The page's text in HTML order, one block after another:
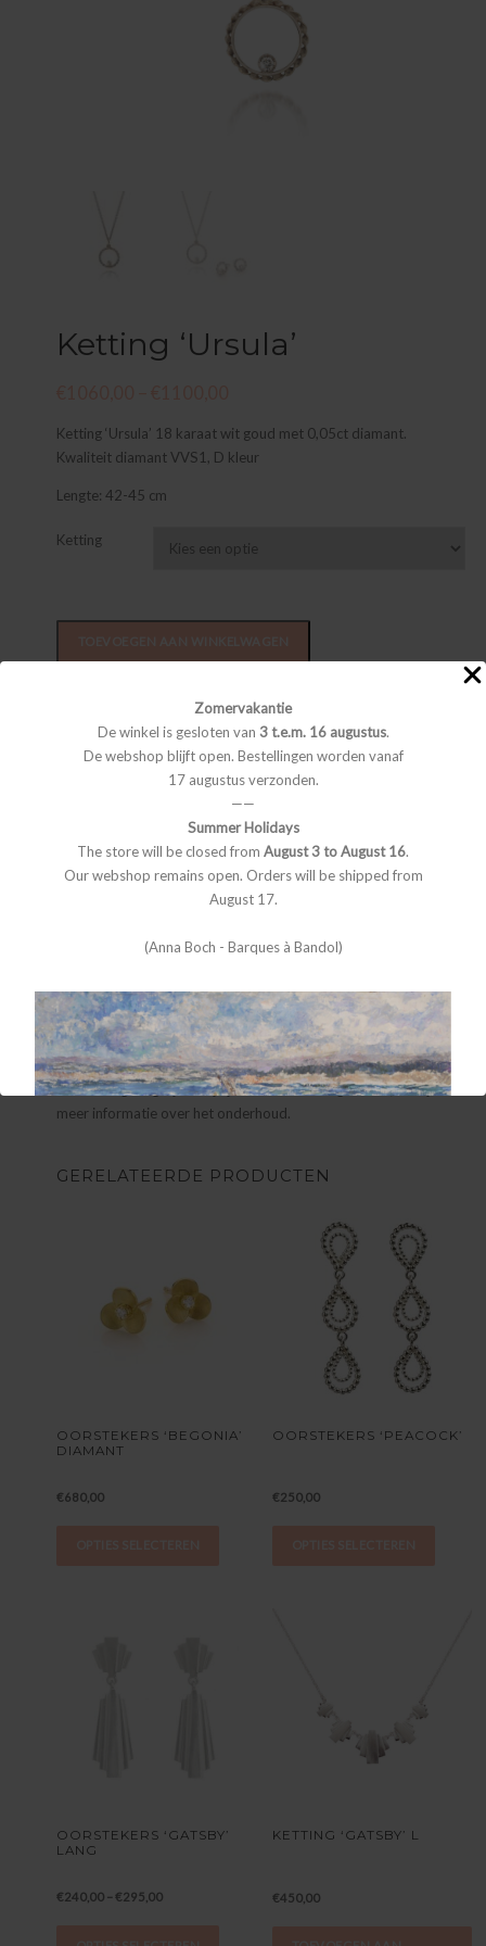
Zomervakantie
De winkel is gesloten van 3 t.e.m. 16 augustus.
De webshop blijft open. Bestellingen worden vanaf
17 augustus verzonden.
——
Summer Holidays
The store will be closed from August 3 to August 16.
Our webshop remains open. Orders will be shipped from
August 17.
(Anna Boch - Barques à Bandol)
Ketting ‘Ursula’
Ketting ‘Ursula’ 18 karaat wit goud met 0,05ct diamant.
Kwaliteit diamant VVS1, D kleur
Lengte: 42-45 cm
Ketting
Halskettingen,Juwelen
Beschrijving Extra informatie
BESCHRIJVING
De kettingen hebben een standaard lengte van 42 cm of 45 cm.
Liever een andere maat of ander materiaal? Vragen over dit
product? Stuur ons een e-mail met vermelding van productcode
het atelier in Antwerpen. We werken steeds met natuurlijke
materialen en edelstenen van de beste kwaliteit. Kleine
kleurnuances zijn altijd mogelijk.
De juwelen worden vervaardigd uit zilver 925 of 18 karaat goud.
Om zo lang mogelijk van je juweel te kunnen genieten, vind jehier
meer informatie over het onderhoud.
GERELATEERDE PRODUCTEN
OORSTEKERS ‘BEGONIA’
DIAMANT
€680,00
OORSTEKERS ‘PEACOCK’
€250,00
OORSTEKERS ‘GATSBY’
LANG
€240,00 –€295,00
KETTING ‘GATSBY’ L
€450,00